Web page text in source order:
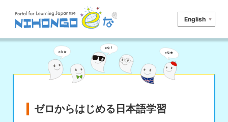
English
サイト検索
書く 聞く
かな 漢字 ツール
ゼロからはじめる日本語学習